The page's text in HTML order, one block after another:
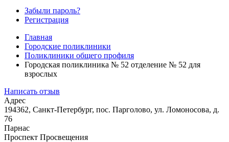
Забыли пароль?
Регистрация
Главная
Городские поликлиники
Поликлиники общего профиля
Городская поликлиника № 52 отделение № 52 для
взрослых
Написать отзыв
Адрес
194362, Санкт-Петербург, пос. Парголово, ул. Ломоносова, д.
76
Парнас
Проспект Просвещения